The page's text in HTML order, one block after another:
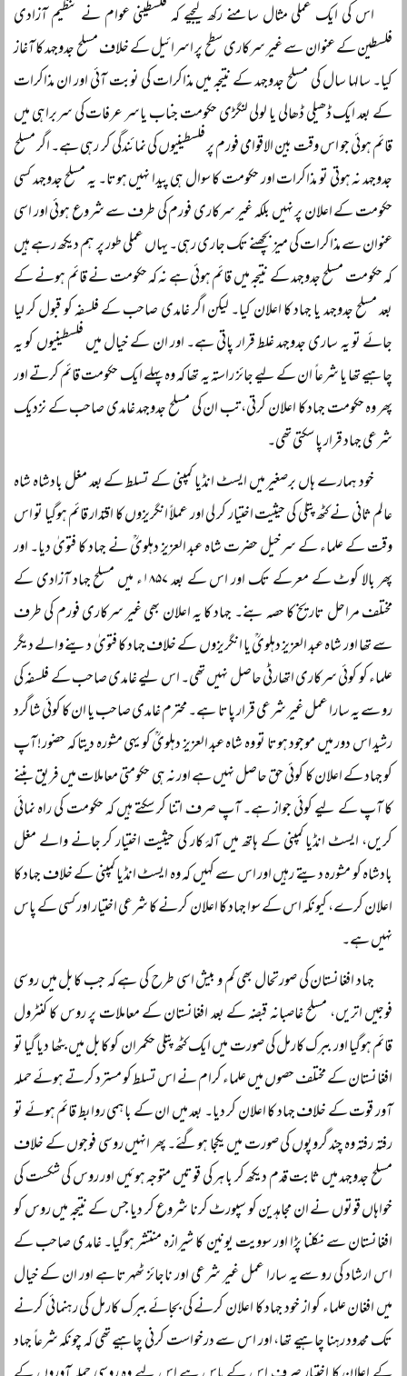
اس کی ایک عملی مثال سامنے رکھ لیجیے کہ فلسطینی عوام نے تنظیم آزادی
فلسطین کے عنوان سے غیر سرکاری سطح پر اسرائیل کے خلاف مسلح جدوجہد کا آغاز
کیا۔ سالہا سال کی مسلح جدوجہد کے نتیجہ میں مذاکرات کی نوبت آئی اور ان مذاکرات
کے بعد ایک ڈھیلی ڈھالی یا لولی لنگڑی حکومت جناب یاسر عرفات کی سربراہی میں
قائم ہوئی جو اس وقت بین الاقوامی فورم پر فلسطینیوں کی نمائندگی کر رہی ہے۔ اگر مسلح
جدوجہد نہ ہوتی تو مذاکرات اور حکومت کا سوال ہی پیدا نہیں ہوتا۔ یہ مسلح جدوجہد کسی
حکومت کے اعلان پر نہیں بلکہ غیر سرکاری فورم کی طرف سے شروع ہوئی اور اسی
عنوان سے مذاکرات کی میز بچھنے تک جاری رہی۔ یہاں عملی طور پر ہم دیکھ رہے ہیں
کہ حکومت مسلح جدوجہد کے نتیجہ میں قائم ہوئی ہے نہ کہ حکومت نے قائم ہونے کے
بعد مسلح جدوجہد یا جہاد کا اعلان کیا۔ لیکن اگر غامدی صاحب کے فلسفہ کو قبول کر لیا
جائے تو یہ ساری جدوجہد غلط قرار پاتی ہے۔ اور ان کے خیال میں فلسطینیوں کو یہ
چاہیے تھا یا شرعاً ان کے لیے جائز راستہ یہ تھا کہ وہ پہلے ایک حکومت قائم کرتے اور
پھر وہ حکومت جہاد کا اعلان کرتی، تب ان کی مسلح جدوجہد غامدی صاحب کے نزدیک
شرعی جہاد قرار پا سکتی تھی۔
خود ہمارے ہاں برصغیر میں ایسٹ انڈیا کمپنی کے تسلط کے بعد مغل بادشاہ شاہ
عالم ثانی نے کٹھ پتلی کی حیثیت اختیار کر لی اور عملاً انگریزوں کا اقتدار قائم ہوگیا تو اس
وقت کے علماء کے سرخیل حضرت شاہ عبد العزیز دہلویؒ نے جہاد کا فتویٰ دیا۔ اور
پھر بالا کوٹ کے معرکے تک اور اس کے بعد ۱۸۵۷ء میں مسلح جہاد آزادی کے
مختلف مراحل تاریخ کا حصہ بنے۔ جہاد کا یہ اعلان بھی غیر سرکاری فورم کی طرف
سے تھا اور شاہ عبد العزیز دہلویؒ یا انگریزوں کے خلاف جہاد کا فتویٰ دینے والے دیگر
علماء کو کوئی سرکاری اتھارٹی حاصل نہیں تھی۔ اس لیے غامدی صاحب کے فلسفہ کی
رو سے یہ سارا عمل غیر شرعی قرار پاتا ہے۔ محترم غامدی صاحب یا ان کا کوئی شاگرد
رشید اس دور میں موجود ہوتا تو وہ شاہ عبد العزیز دہلویؒ کو یہی مشورہ دیتا کہ حضور! آپ
کو جہاد کے اعلان کا کوئی حق حاصل نہیں ہے اور نہ ہی حکومتی معاملات میں فریق بننے
کا آپ کے لیے کوئی جواز ہے۔ آپ صرف اتنا کر سکتے ہیں کہ حکومت کی راہ نمائی
کریں، ایسٹ انڈیا کمپنی کے ہاتھ میں آلۂ کار کی حیثیت اختیار کر جانے والے مغل
بادشاہ کو مشورہ دیتے رہیں اور اس سے کہیں کہ وہ ایسٹ انڈیا کمپنی کے خلاف جہاد کا
اعلان کرے، کیونکہ اس کے سوا جہاد کا اعلان کرنے کا شرعی اختیار اور کسی کے پاس
نہیں ہے۔
جہاد افغانستان کی صورتحال بھی کم و بیش اسی طرح کی ہے کہ جب کابل میں روسی
فوجیں اتریں، مسلح غاصبانہ قبضہ کے بعد افغانستان کے معاملات پر روس کا کنٹرول
قائم ہوگیا اور ببرک کارمل کی صورت میں ایک کٹھ پتلی حکمران کو کابل میں بٹھا دیا گیا تو
افغانستان کے مختلف حصوں میں علماء کرام نے اس تسلط کو مسترد کرتے ہوئے حملہ
آور قوت کے خلاف جہاد کا اعلان کر دیا۔ بعد میں ان کے باہمی روابط قائم ہوئے تو
رفتہ رفتہ وہ چند گروپوں کی صورت میں یکجا ہوگئے۔ پھر انہیں روسی فوجوں کے خلاف
مسلح جدوجہد میں ثابت قدم دیکھ کر باہر کی قوتیں متوجہ ہوئیں اور روس کی شکست کی
خواہاں قوتوں نے ان مجاہدین کو سپورٹ کرنا شروع کر دیا جس کے نتیجہ میں روس کو
افغانستان سے نکلنا پڑا اور سوویت یونین کا شیرازہ منتشر ہوگیا۔ غامدی صاحب کے
اس ارشاد کی رو سے یہ سارا عمل غیر شرعی اور ناجائز ٹھہرتا ہے اور ان کے خیال
میں افغان علماء کو از خود جہاد کا اعلان کرنے کی بجائے ببرک کارمل کی رہنمائی کرنے
تک محدود رہنا چاہیے تھا، اور اس سے درخواست کرنی چاہیے تھی کہ چونکہ شرعاً جہاد